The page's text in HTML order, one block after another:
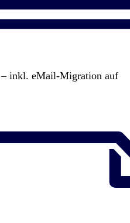
– inkl. eMail-Migration auf